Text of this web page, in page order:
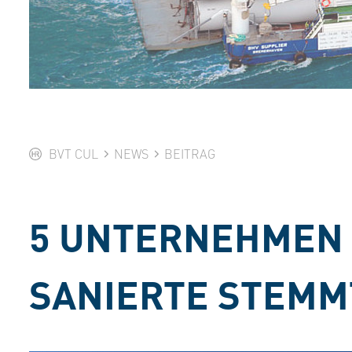
BVT CUL NEWS BEITRAG
5
SANIERTE